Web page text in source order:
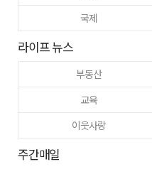
국제
라이프 뉴스
부동산
교육
이웃사랑
주간매일